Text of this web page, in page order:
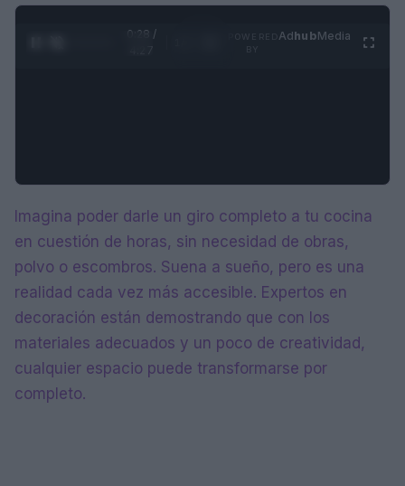
0:29 /
AdhubMedia
Imagina poder darle un giro completo a tu cocina
en cuestión de horas, sin necesidad de obras,
polvo o escombros. Suena a sueño, pero es una
realidad cada vez más accesible. Expertos en
decoración están demostrando que con los
materiales adecuados y un poco de creatividad,
cualquier espacio puede transformarse por
completo.